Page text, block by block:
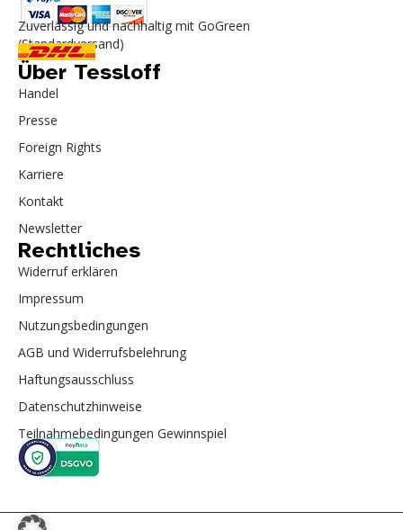
Zuverlässig und nachhaltig mit GoGreen
(Standardversand)
Über Tessloff
Handel
Presse
Foreign Rights
Karriere
Kontakt
Newsletter
Rechtliches
Widerruf erklären
Impressum
Nutzungsbedingungen
AGB und Widerrufsbelehrung
Haftungsausschluss
Datenschutzhinweise
Teilnahmebedingungen Gewinnspiel